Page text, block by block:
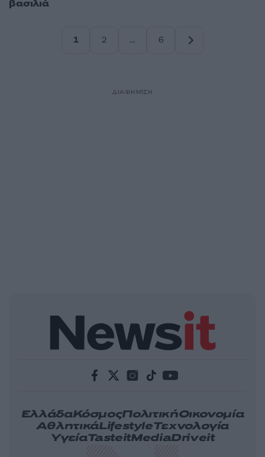
βασιλιά
1
2
…
6
ΔΙΑΦΗΜΙΣΗ
ΕλλάδαΚόσμοςΠολιτικήΟικονομία
ΑθλητικάLifestyleΤεχνολογία
ΥγείαTasteitMediaDriveit